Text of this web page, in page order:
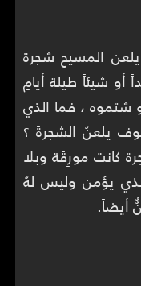
المسيح شجرة
أو شيئاََ طيلة أيامِ
شتموه ، فما الذي
يلعنُ الشجرةَ ؟
كانت مورِقَة وبلا
يؤمن وليس لهُ
أيضاََ.